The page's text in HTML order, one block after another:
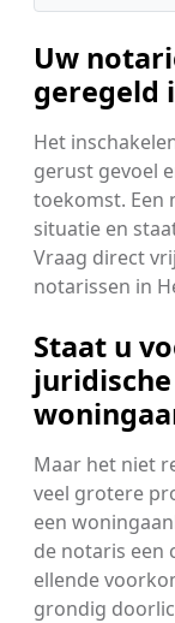
Uw
geregeld
Het
gerust gevoel
toekomst. Een
situatie en
Vraag direct
notarissen in
Staat u
Maar het niet
veel grotere
een
de notaris een
ellende
grondig